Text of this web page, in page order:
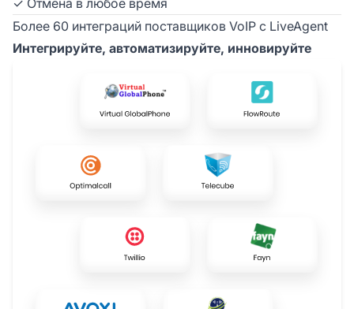
✓ Отмена в любое время
Более 60 интеграций поставщиков VoIP с LiveAgent
Интегрируйте, автоматизируйте, инновируйте